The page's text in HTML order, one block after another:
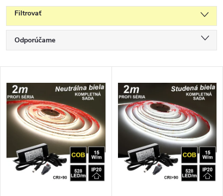
Filtrovať
a
d
n
i
e
o
Odporúčame
Najpredávanejšie
Abecedne
ý
p
r